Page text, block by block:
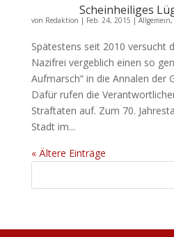
Scheinheiliges
von Redaktion | Feb. 24, 2015 |Allgemein,
Spätestens seit 2010 versucht
Nazifrei vergeblich einen so
Aufmarsch“ in die Annalen der
Dafür rufen die
Straftaten auf. Zum 70.
Stadt im...
« Ältere Einträge